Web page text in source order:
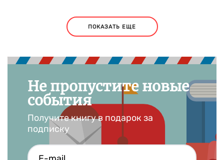
ПОКАЗАТЬ ЕЩЕ
Не пропустите новые
события
Получите книгу в подарок за
подписку